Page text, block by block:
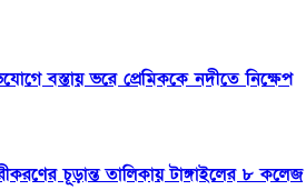
বস্তায় ভরে প্রেমিককে নদীতে নিক্ষেপ
চূড়ান্ত তালিকায় টাঙ্গাইলের ৮ কলেজ